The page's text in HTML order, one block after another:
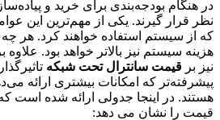
در هنگام بودجه‌بندی برای خرید و
نظر قرار گیرند. یکی از مهم‌ترین این
که از سیستم استفاده خواهند کرد. هر چه
هزینه سیستم نیز بالاتر خواهد بود.
نیز بر قیمت سانترال تحت شبکه
پیشرفته‌تر که امکانات بیشتری ارائه
هستند. در اینجا جدولی ارائه شده است
قیمت را نشان می دهد: